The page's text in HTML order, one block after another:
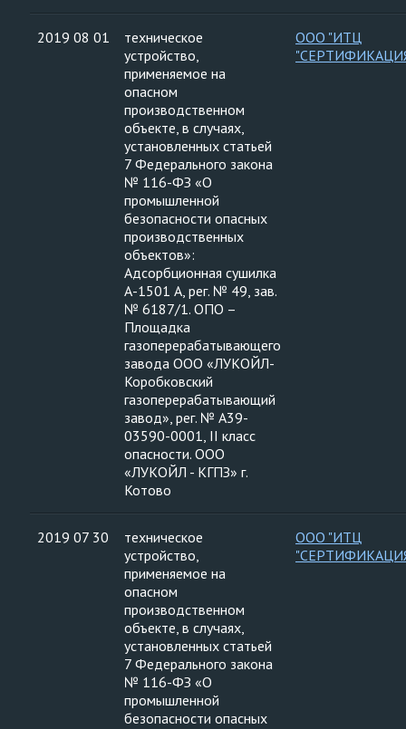
2019 08 01
техническое
устройство,
применяемое на
опасном
производственном
объекте, в случаях,
установленных статьей
7 Федерального закона
№ 116-ФЗ «О
промышленной
безопасности опасных
производственных
объектов»:
Адсорбционная сушилка
А-1501 А, рег. № 49, зав.
№ 6187/1. ОПО –
Площадка
газоперерабатывающего
завода ООО «ЛУКОЙЛ-
Коробковский
газоперерабатывающий
завод», рег. № А39-
03590-0001, II класс
опасности. ООО
«ЛУКОЙЛ - КГПЗ» г.
Котово
ООО "ИТЦ
2019 07 30
техническое
устройство,
применяемое на
опасном
производственном
объекте, в случаях,
установленных статьей
7 Федерального закона
№ 116-ФЗ «О
промышленной
безопасности опасных
ООО "ИТЦ